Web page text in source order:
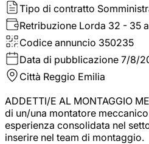
Tipo di contratto
Retribuzione Lorda 32 - 35
Codice annuncio 350235
Data di pubblicazione 7/8/
Città Reggio Emilia
ADDETTI/E AL MONTAGGIO
di un/una montatore
esperienza consolidata nel
inserire nel team di montaggio.